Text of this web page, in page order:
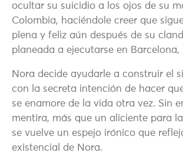
ocultar su suicidio a los ojos de su
Colombia, haciéndole creer que
plena y feliz aún después de su
planeada a ejecutarse en Barcelona,
Nora decide ayudarle a construir el
con la secreta intención de hacer
se enamore de la vida otra vez. Sin
mentira, más que un aliciente para
se vuelve un espejo irónico que
existencial de Nora.